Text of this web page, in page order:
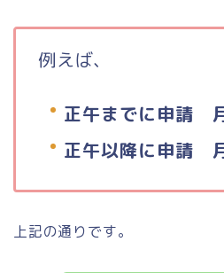
例えば、
正午までに申請
正午以降に申請
上記の通りです。